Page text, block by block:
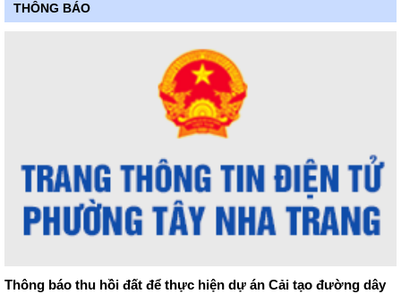
THÔNG BÁO
Thông báo thu hồi đất để thực hiện dự án Cải tạo đường dây